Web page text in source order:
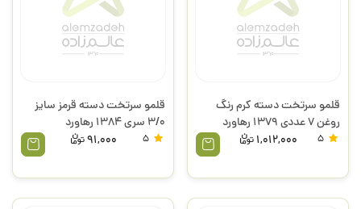
قلمو سرتخت دسته کرم رنگ
روغن 7 عددی 1379 رهاورد
1,012,000
قلمو سرتخت دسته قرمز سایز
3/0 سری 1384 رهاورد
91,000